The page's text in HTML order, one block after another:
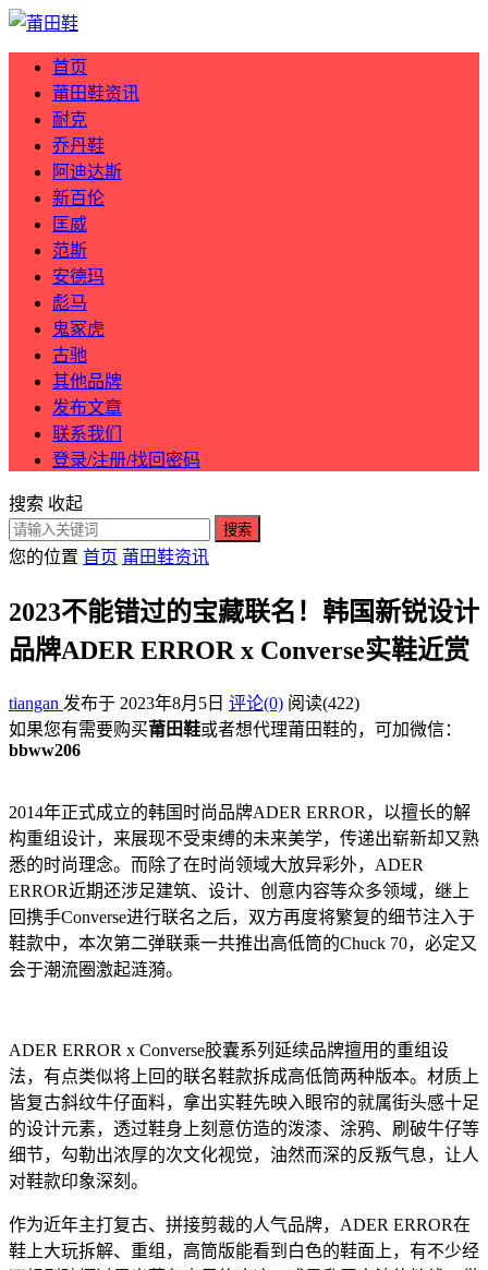
首页
莆田鞋资讯
耐克
乔丹鞋
阿迪达斯
新百伦
匡威
范斯
安德玛
彪马
鬼冢虎
古驰
其他品牌
发布文章
联系我们
登录/注册/找回密码
搜索 收起
搜索
您的位置 首页 莆田鞋资讯
2023不能错过的宝藏联名！韩国新锐设计
品牌ADER ERROR x Converse实鞋近赏
tiangan 发布于 2023年8月5日 评论(0) 阅读(422)
如果您有需要购买莆田鞋或者想代理莆田鞋的，可加微信：
bbww206
2014年正式成立的韩国时尚品牌ADER ERROR，以擅长的解
构重组设计，来展现不受束缚的未来美学，传递出崭新却又熟
悉的时尚理念。而除了在时尚领域大放异彩外，ADER
ERROR近期还涉足建筑、设计、创意内容等众多领域，继上
回携手Converse进行联名之后，双方再度将繁复的细节注入于
鞋款中，本次第二弹联乘一共推出高低筒的Chuck 70，必定又
会于潮流圈激起涟漪。
ADER ERROR x Converse胶囊系列延续品牌擅用的重组设
法，有点类似将上回的联名鞋款拆成高低筒两种版本。材质上
皆复古斜纹牛仔面料，拿出实鞋先映入眼帘的就属街头感十足
的设计元素，透过鞋身上刻意仿造的泼漆、涂鸦、刷破牛仔等
细节，勾勒出浓厚的次文化视觉，油然而深的反叛气息，让人
对鞋款印象深刻。
作为近年主打复古、拼接剪裁的人气品牌，ADER ERROR在
鞋上大玩拆解、重组，高筒版能看到白色的鞋面上，有不少经